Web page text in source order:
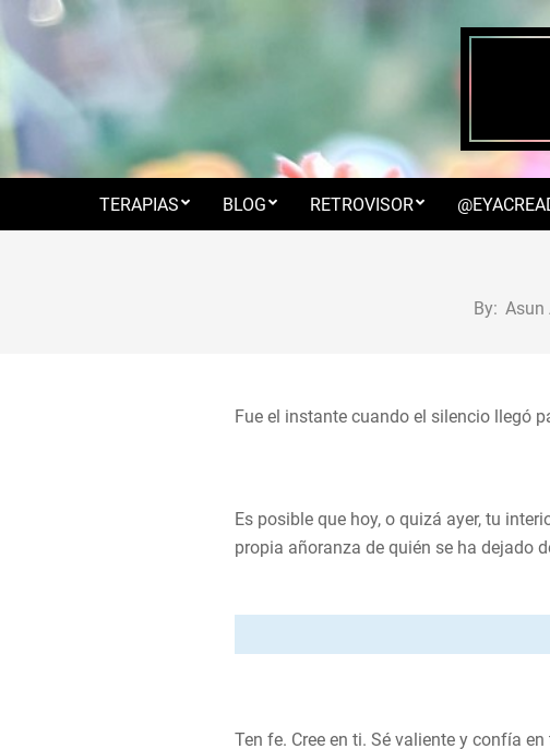
to
content
TERAPIAS BLOG RETROVISOR
By: Asun
Fue el instante cuando el silencio llegó
Es posible que hoy, o quizá ayer, tu
propia añoranza de quién se ha dejado
Ten fe. Cree en ti. Sé valiente y confía en